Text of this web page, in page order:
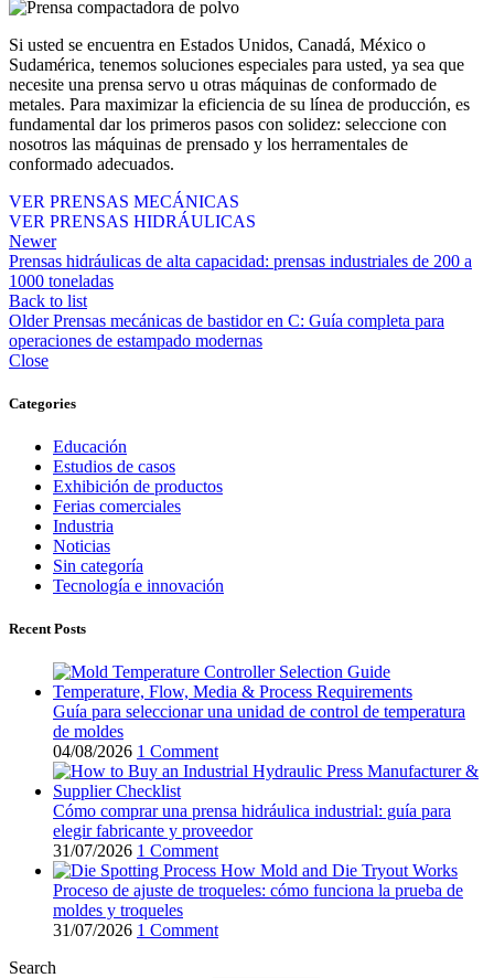
Si usted se encuentra en Estados Unidos, Canadá, México o
Sudamérica, tenemos soluciones especiales para usted, ya sea que
necesite una prensa servo u otras máquinas de conformado de
metales. Para maximizar la eficiencia de su línea de producción, es
fundamental dar los primeros pasos con solidez: seleccione con
nosotros las máquinas de prensado y los herramentales de
conformado adecuados.
VER PRENSAS MECÁNICAS
VER PRENSAS HIDRÁULICAS
Newer
Prensas hidráulicas de alta capacidad: prensas industriales de 200 a
1000 toneladas
Back to list
Older Prensas mecánicas de bastidor en C: Guía completa para
operaciones de estampado modernas
Close
Categories
Educación
Estudios de casos
Exhibición de productos
Ferias comerciales
Industria
Noticias
Sin categoría
Tecnología e innovación
Recent Posts
Guía para seleccionar una unidad de control de temperatura
de moldes
04/08/2026 1 Comment
Cómo comprar una prensa hidráulica industrial: guía para
elegir fabricante y proveedor
31/07/2026 1 Comment
Proceso de ajuste de troqueles: cómo funciona la prueba de
moldes y troqueles
31/07/2026 1 Comment
Search